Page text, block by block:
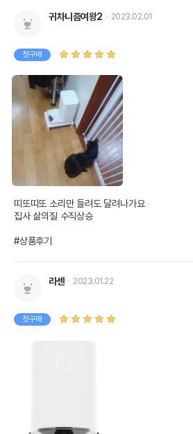
귀차니즘여왕2 2023.02.01
첫구매
띠또띠또 소리만 들려도 달려나가요
집사 삶의질 수직상승
#상품후기
라센 2023.01.22
첫구매